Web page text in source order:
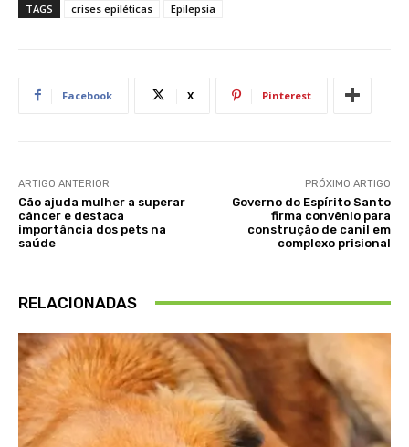
TAGS crises epiléticas Epilepsia
Facebook X Pinterest
ARTIGO ANTERIOR
Cão ajuda mulher a superar
câncer e destaca
importância dos pets na
saúde
PRÓXIMO ARTIGO
Governo do Espírito Santo
firma convênio para
construção de canil em
complexo prisional
RELACIONADAS